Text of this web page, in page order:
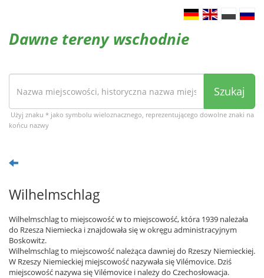
Dawne tereny wschodnie
Szukaj
Użyj znaku * jako symbolu wieloznacznego, reprezentującego dowolne znaki na
końcu nazwy
Wilhelmschlag
Wilhelmschlag to miejscowość w to miejscowość, która 1939 należała
do Rzesza Niemiecka i znajdowała się w okręgu administracyjnym
Boskowitz.
Wilhelmschlag to miejscowość należąca dawniej do Rzeszy Niemieckiej.
W Rzeszy Niemieckiej miejscowość nazywała się Vilémovice. Dziś
miejscowość nazywa się Vilémovice i należy do Czechosłowacja.